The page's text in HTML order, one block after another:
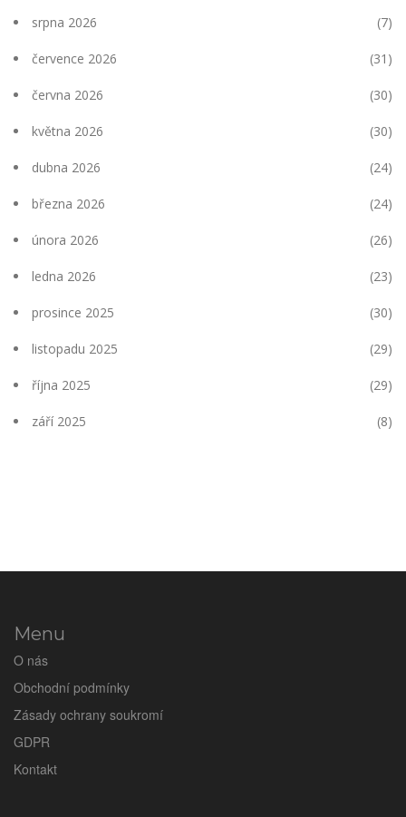
srpna 2026 (7)
července 2026 (31)
června 2026 (30)
května 2026 (30)
dubna 2026 (24)
března 2026 (24)
února 2026 (26)
ledna 2026 (23)
prosince 2025 (30)
listopadu 2025 (29)
října 2025 (29)
září 2025 (8)
Menu
O nás
Obchodní podmínky
Zásady ochrany soukromí
GDPR
Kontakt